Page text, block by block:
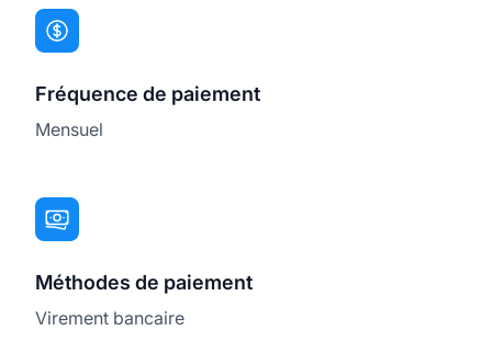
Fréquence de paiement
Mensuel
Méthodes de paiement
Virement bancaire